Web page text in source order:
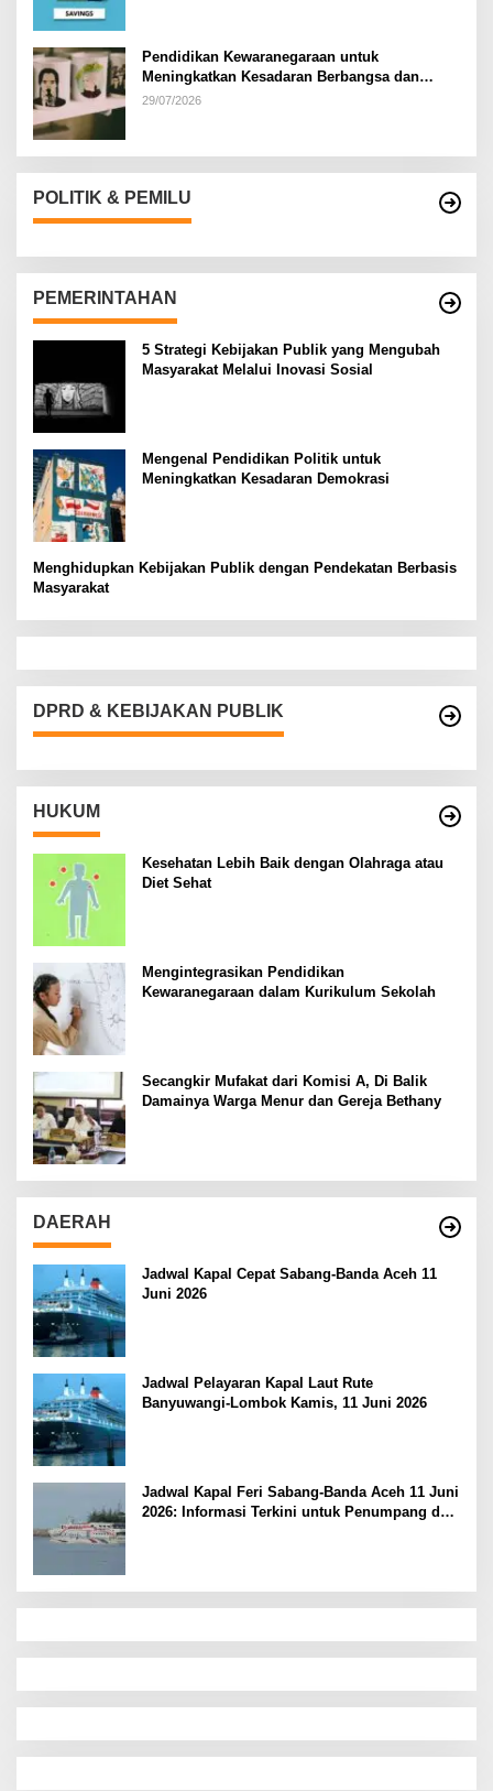
Pendidikan Kewaranegaraan untuk
Meningkatkan Kesadaran Berbangsa dan
Bernegara di…
29/07/2026
POLITIK & PEMILU
PEMERINTAHAN
5 Strategi Kebijakan Publik yang Mengubah
Masyarakat Melalui Inovasi Sosial
Mengenal Pendidikan Politik untuk
Meningkatkan Kesadaran Demokrasi
Menghidupkan Kebijakan Publik dengan Pendekatan Berbasis
Masyarakat
DPRD & KEBIJAKAN PUBLIK
HUKUM
Kesehatan Lebih Baik dengan Olahraga atau
Diet Sehat
Mengintegrasikan Pendidikan
Kewaranegaraan dalam Kurikulum Sekolah
Secangkir Mufakat dari Komisi A, Di Balik
Damainya Warga Menur dan Gereja Bethany
DAERAH
Jadwal Kapal Cepat Sabang-Banda Aceh 11
Juni 2026
Jadwal Pelayaran Kapal Laut Rute
Banyuwangi-Lombok Kamis, 11 Juni 2026
Jadwal Kapal Feri Sabang-Banda Aceh 11 Juni
2026: Informasi Terkini untuk Penumpang dan